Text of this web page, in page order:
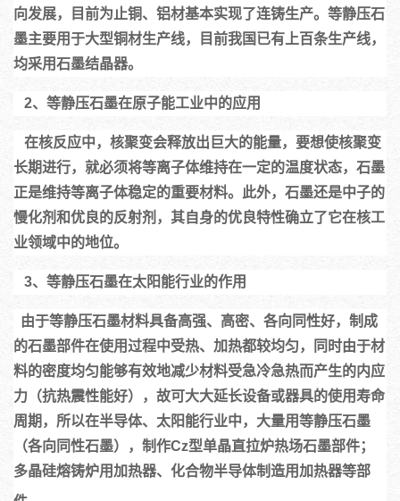
向发展，目前为止铜、铝材基本实现了连铸生产。等静压石
墨主要用于大型铜材生产线，目前我国已有上百条生产线，
均采用石墨结晶器。
2、等静压石墨在原子能工业中的应用
在核反应中，核聚变会释放出巨大的能量，要想使核聚变
长期进行，就必须将等离子体维持在一定的温度状态，石墨
正是维持等离子体稳定的重要材料。此外，石墨还是中子的
慢化剂和优良的反射剂，其自身的优良特性确立了它在核工
业领域中的地位。
3、等静压石墨在太阳能行业的作用
由于等静压石墨材料具备高强、高密、各向同性好，制成
的石墨部件在使用过程中受热、加热都较均匀，同时由于材
料的密度均匀能够有效地减少材料受急冷急热而产生的内应
力（抗热震性能好），故可大大延长设备或器具的使用寿命
周期，所以在半导体、太阳能行业中，大量用等静压石墨
（各向同性石墨），制作Cz型单晶直拉炉热场石墨部件；
多晶硅熔铸炉用加热器、化合物半导体制造用加热器等部